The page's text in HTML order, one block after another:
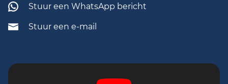
Stuur een WhatsApp bericht
Stuur een e-mail